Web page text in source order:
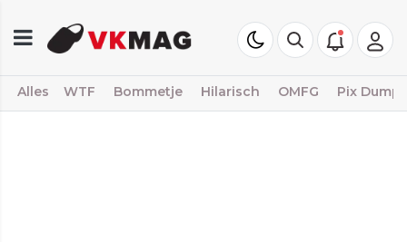
Alles WTF Bommetje Hilarisch OMFG Pix Dump